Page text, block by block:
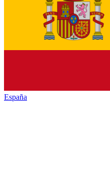
España